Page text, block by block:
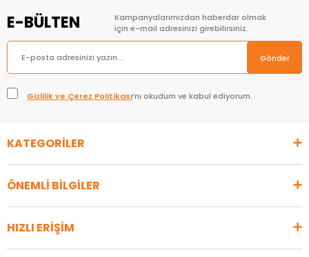
E-BÜLTEN
Kampanyalarımızdan haberdar olmak
için e-mail adresinizi girebilirsiniz.
Gönder
Gizlilik ve Çerez Politikası’nı okudum ve kabul ediyorum.
KATEGORİLER
ÖNEMLİ BİLGİLER
HIZLI ERİŞİM